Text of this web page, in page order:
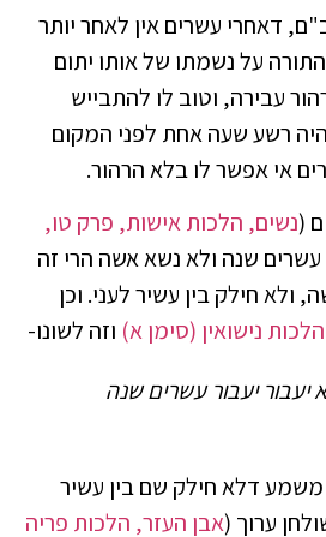
דאחרי עשרים אין לאחר יותר
על נשמתו של אותו יתום
עבירה, וטוב לו להתבייש
רשע שעה אחת לפני המקום
אי אפשר לו בלא הרהור.
(נשים, הלכות אישות, פרק טו,
עשרים שנה ולא נשא אשה הרי זה
ולא חילק בין עשיר לעני. וכן
נישואין (סימן א) וזה לשונו-
יעבור יעבור עשרים שנה
דלא חילק שם בין עשיר
ערוך (אבן העזר, הלכות פריה